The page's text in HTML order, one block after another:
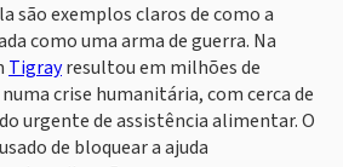
são exemplos claros de como a
como uma arma de guerra. Na
Tigrayresultou em milhões de
crise humanitária, com cerca de
urgente de assistência alimentar. O
de bloquear a ajuda